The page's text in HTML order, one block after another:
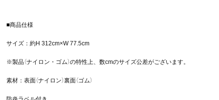
■商品仕様
サイズ：約H 312cm×W 77.5cm
※製品（ナイロン・ゴム）の特性上、数cmのサイズ公差がございます。
素材：表面（ナイロン）裏面（ゴム）